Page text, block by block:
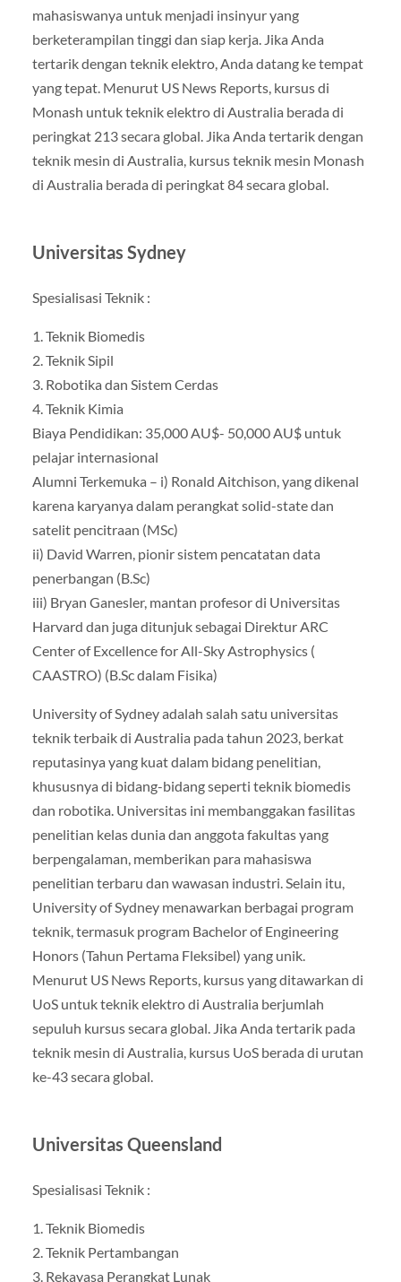
mahasiswanya untuk menjadi insinyur yang
berketerampilan tinggi dan siap kerja. Jika Anda
tertarik dengan teknik elektro, Anda datang ke tempat
yang tepat. Menurut US News Reports, kursus di
Monash untuk teknik elektro di Australia berada di
peringkat 213 secara global. Jika Anda tertarik dengan
teknik mesin di Australia, kursus teknik mesin Monash
di Australia berada di peringkat 84 secara global.
Universitas Sydney
Spesialisasi Teknik :
1. Teknik Biomedis
2. Teknik Sipil
3. Robotika dan Sistem Cerdas
4. Teknik Kimia
Biaya Pendidikan: 35,000 AU$- 50,000 AU$ untuk
pelajar internasional
Alumni Terkemuka – i) Ronald Aitchison, yang dikenal
karena karyanya dalam perangkat solid-state dan
satelit pencitraan (MSc)
ii) David Warren, pionir sistem pencatatan data
penerbangan (B.Sc)
iii) Bryan Ganesler, mantan profesor di Universitas
Harvard dan juga ditunjuk sebagai Direktur ARC
Center of Excellence for All-Sky Astrophysics (
CAASTRO) (B.Sc dalam Fisika)
University of Sydney adalah salah satu universitas
teknik terbaik di Australia pada tahun 2023, berkat
reputasinya yang kuat dalam bidang penelitian,
khususnya di bidang-bidang seperti teknik biomedis
dan robotika. Universitas ini membanggakan fasilitas
penelitian kelas dunia dan anggota fakultas yang
berpengalaman, memberikan para mahasiswa
penelitian terbaru dan wawasan industri. Selain itu,
University of Sydney menawarkan berbagai program
teknik, termasuk program Bachelor of Engineering
Honors (Tahun Pertama Fleksibel) yang unik.
Menurut US News Reports, kursus yang ditawarkan di
UoS untuk teknik elektro di Australia berjumlah
sepuluh kursus secara global. Jika Anda tertarik pada
teknik mesin di Australia, kursus UoS berada di urutan
ke-43 secara global.
Universitas Queensland
Spesialisasi Teknik :
1. Teknik Biomedis
2. Teknik Pertambangan
3. Rekayasa Perangkat Lunak